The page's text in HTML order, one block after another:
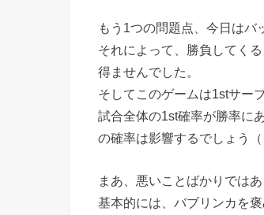
もう1つの問題点、今日はバ
それによって、勝負してく
得ませんでした。
そしてこのゲームは1stサー
試合全体の1st確率が勝率に
の確率は影響するでしょう
まあ、悪いことばかりではあ
基本的には、バブリンカを褒